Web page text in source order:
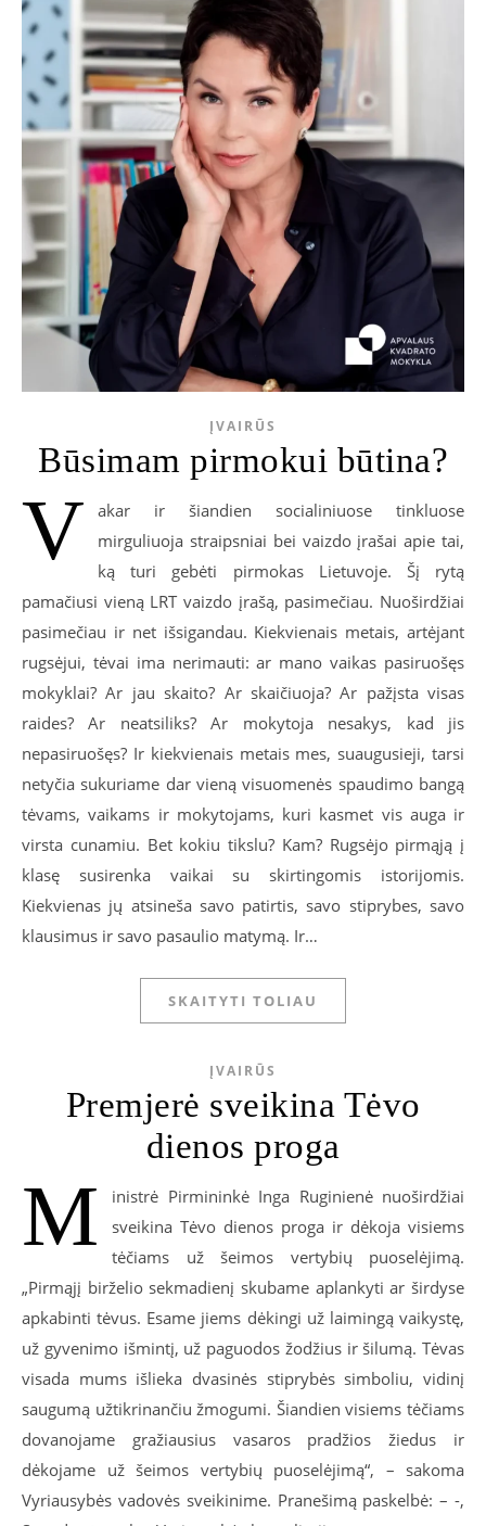
ĮVAIRŪS
Būsimam pirmokui būtina?
V
akar ir šiandien socialiniuose tinkluose
mirguliuoja straipsniai bei vaizdo įrašai apie tai,
ką turi gebėti pirmokas Lietuvoje. Šį rytą
pamačiusi vieną LRT vaizdo įrašą, pasimečiau. Nuoširdžiai
pasimečiau ir net išsigandau. Kiekvienais metais, artėjant
rugsėjui, tėvai ima nerimauti: ar mano vaikas pasiruošęs
mokyklai? Ar jau skaito? Ar skaičiuoja? Ar pažįsta visas
raides? Ar neatsiliks? Ar mokytoja nesakys, kad jis
nepasiruošęs? Ir kiekvienais metais mes, suaugusieji, tarsi
netyčia sukuriame dar vieną visuomenės spaudimo bangą
tėvams, vaikams ir mokytojams, kuri kasmet vis auga ir
virsta cunamiu. Bet kokiu tikslu? Kam? Rugsėjo pirmąją į
klasę susirenka vaikai su skirtingomis istorijomis.
Kiekvienas jų atsineša savo patirtis, savo stiprybes, savo
klausimus ir savo pasaulio matymą. Ir…
SKAITYTI TOLIAU
ĮVAIRŪS
Premjerė sveikina Tėvo
dienos proga
M
inistrė Pirmininkė Inga Ruginienė nuoširdžiai
sveikina Tėvo dienos proga ir dėkoja visiems
tėčiams už šeimos vertybių puoselėjimą.
„Pirmąjį birželio sekmadienį skubame aplankyti ar širdyse
apkabinti tėvus. Esame jiems dėkingi už laimingą vaikystę,
už gyvenimo išmintį, už paguodos žodžius ir šilumą. Tėvas
visada mums išlieka dvasinės stiprybės simboliu, vidinį
saugumą užtikrinančiu žmogumi. Šiandien visiems tėčiams
dovanojame gražiausius vasaros pradžios žiedus ir
dėkojame už šeimos vertybių puoselėjimą“, – sakoma
Vyriausybės vadovės sveikinime. Pranešimą paskelbė: – -,